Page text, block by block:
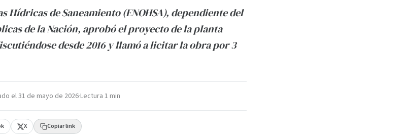
Hídricas de Saneamiento (ENOHSA), dependiente del
de la Nación, aprobó el proyecto de la planta
desde 2016 y llamó a licitar la obra por 3
el31 de mayo de 2026·Lectura 1 min
X Copiar link